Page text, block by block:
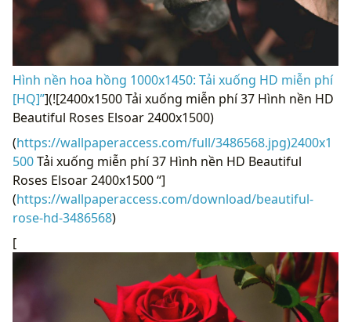
Hình nền hoa hồng 1000x1450: Tải xuống HD miễn phí
[HQ]”](![2400x1500 Tải xuống miễn phí 37 Hình nền HD
Beautiful Roses Elsoar 2400x1500)
(https://wallpaperaccess.com/full/3486568.jpg)2400x1
500Tải xuống miễn phí 37 Hình nền HD Beautiful
Roses Elsoar 2400x1500 “]
(https://wallpaperaccess.com/download/beautiful-
rose-hd-3486568)
[